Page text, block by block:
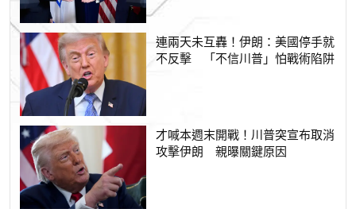
連兩天未互轟！伊朗：美國停手就
不反擊 「不信川普」怕戰術陷阱
才喊本週末開戰！川普突宣布取消
攻擊伊朗 親曝關鍵原因